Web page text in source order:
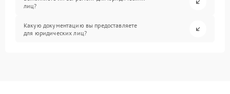
лиц?
Какую документацию вы предоставляете
для юридических лиц?